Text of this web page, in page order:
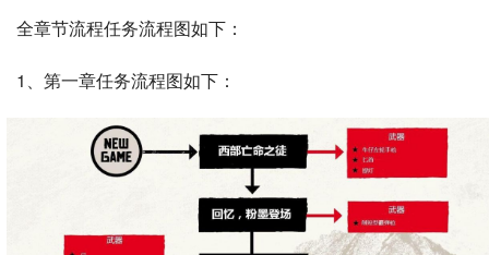
全章节流程任务流程图如下：
1、第一章任务流程图如下：